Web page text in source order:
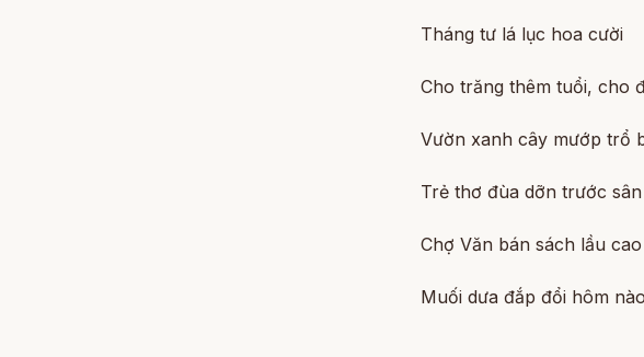
Tháng tư lá lục hoa cười
Cho trăng thêm tuổi, cho
Vườn xanh cây mướp trổ
Trẻ thơ đùa dỡn trước
Chợ Văn bán sách lầu cao
Muối dưa đắp đổi hôm